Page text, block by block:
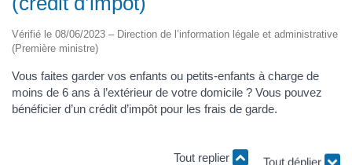
Vérifié le 08/06/2023 – Direction de l’information légale et administrative
(Première ministre)
Vous faites garder vos enfants ou petits-enfants à charge de
moins de 6 ans à l’extérieur de votre domicile ? Vous pouvez
bénéficier d’un crédit d’impôt pour les frais de garde.
Tout replier Tout déplier